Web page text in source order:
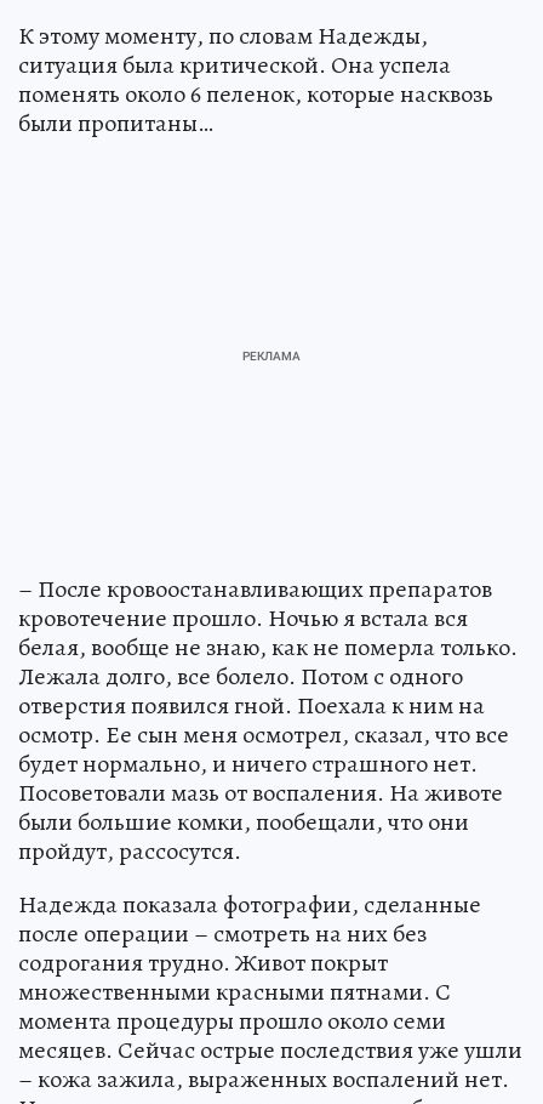
К этому моменту, по словам Надежды,
ситуация была критической. Она успела
поменять около 6 пеленок, которые насквозь
были пропитаны…
– После кровоостанавливающих препаратов
кровотечение прошло. Ночью я встала вся
белая, вообще не знаю, как не померла только.
Лежала долго, все болело. Потом с одного
отверстия появился гной. Поехала к ним на
осмотр. Ее сын меня осмотрел, сказал, что все
будет нормально, и ничего страшного нет.
Посоветовали мазь от воспаления. На животе
были большие комки, пообещали, что они
пройдут, рассосутся.
Надежда показала фотографии, сделанные
после операции – смотреть на них без
содрогания трудно. Живот покрыт
множественными красными пятнами. С
момента процедуры прошло около семи
месяцев. Сейчас острые последствия уже ушли
– кожа зажила, выраженных воспалений нет.